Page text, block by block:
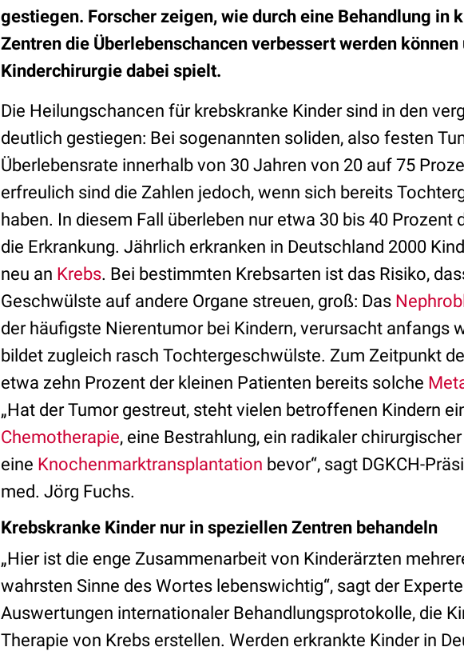
gestiegen. Forscher zeigen, wie durch eine Behandlung in
Zentren die Überlebenschancen verbessert werden
Kinderchirurgie dabei spielt.
Die Heilungschancen für krebskranke Kinder sind in den
deutlich gestiegen: Bei sogenannten soliden, also festen
Überlebensrate innerhalb von 30 Jahren von 20 auf 75
erfreulich sind die Zahlen jedoch, wenn sich bereits
haben. In diesem Fall überleben nur etwa 30 bis 40 Prozent
die Erkrankung. Jährlich erkranken in Deutschland 2000
neu an Krebs. Bei bestimmten Krebsarten ist das Risiko,
Geschwülste auf andere Organe streuen, groß: Das
der häufigste Nierentumor bei Kindern, verursacht anfangs
bildet zugleich rasch Tochtergeschwülste. Zum Zeitpunkt
etwa zehn Prozent der kleinen Patienten bereits solche
„Hat der Tumor gestreut, steht vielen betroffenen Kindern
Chemotherapie, eine Bestrahlung, ein radikaler
eine Knochenmarktransplantation bevor“, sagt DGKCH-
med. Jörg Fuchs.
Krebskranke Kinder nur in speziellen Zentren behandeln
„Hier ist die enge Zusammenarbeit von Kinderärzten
wahrsten Sinne des Wortes lebenswichtig“, sagt der
Auswertungen internationaler Behandlungsprotokolle, die
Therapie von Krebs erstellen. Werden erkrankte Kinder in